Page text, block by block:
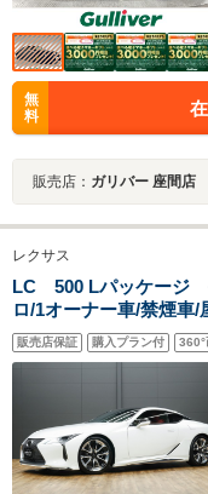
無
料
販売店： ガリバー 座間店
レクサス
LC 500 Lパッケージ
ロ/1オーナー車/禁煙車
セーフティシステム+/
ロ/純正OP21in鍛造ホ
販売店保証 購入プラン付 360°